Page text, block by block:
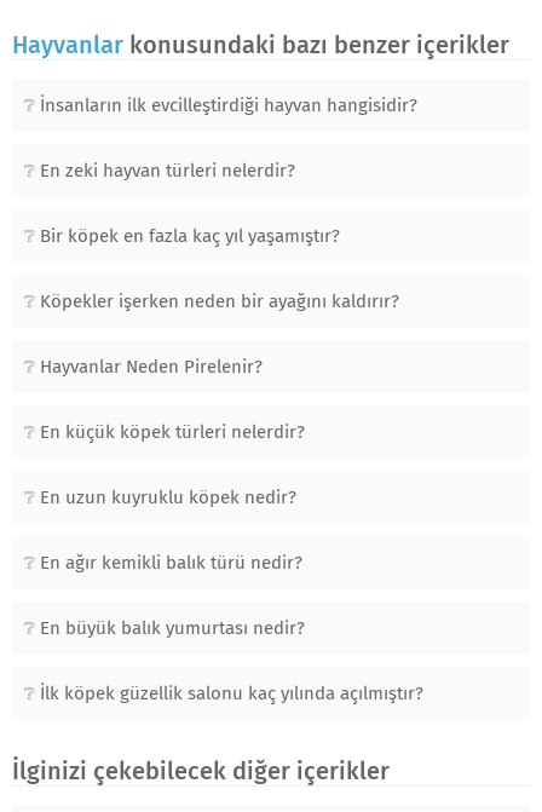
Hayvanlar konusundaki bazı benzer içerikler
İnsanların ilk evcilleştirdiği hayvan hangisidir?
En zeki hayvan türleri nelerdir?
Bir köpek en fazla kaç yıl yaşamıştır?
Köpekler işerken neden bir ayağını kaldırır?
Hayvanlar Neden Pirelenir?
En küçük köpek türleri nelerdir?
En uzun kuyruklu köpek nedir?
En ağır kemikli balık türü nedir?
En büyük balık yumurtası nedir?
İlk köpek güzellik salonu kaç yılında açılmıştır?
İlginizi çekebilecek diğer içerikler